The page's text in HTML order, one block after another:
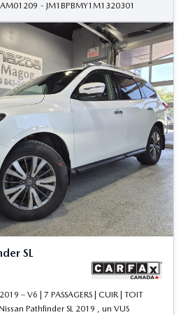
- JM1BPBMY1M1320301
SL
– V6 | 7 PASSAGERS | CUIR | TOIT
Pathfinder SL 2019 , un VUS